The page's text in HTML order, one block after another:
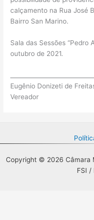
calçamento na Rua José
Bairro San Marino.
Sala das Sessões “Pedro
outubro de 2021.
Eugênio Donizeti de
Vereador
Copyright © 2026 Câmara
FSI /